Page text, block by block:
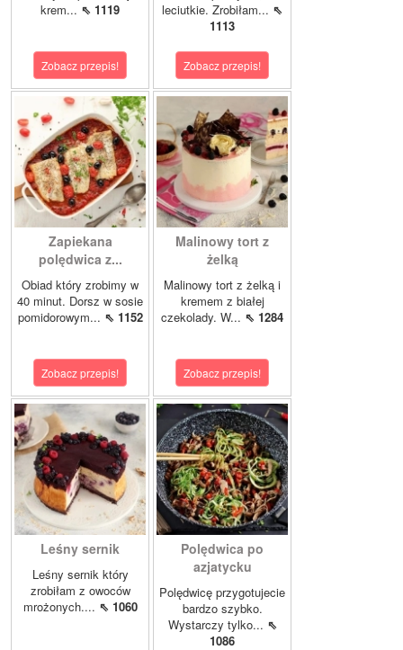
krem... ⇖ 1119
Zobacz przepis!
leciutkie. Zrobiłam... ⇖
1113
Zobacz przepis!
Zapiekana
polędwica z...
Obiad który zrobimy w
40 minut. Dorsz w sosie
pomidorowym... ⇖ 1152
Zobacz przepis!
Malinowy tort z
żelką
Malinowy tort z żelką i
kremem z białej
czekolady. W... ⇖ 1284
Zobacz przepis!
Leśny sernik
Leśny sernik który
zrobiłam z owoców
mrożonych.... ⇖ 1060
Polędwica po
azjatycku
Polędwicę przygotujecie
bardzo szybko.
Wystarczy tylko... ⇖
1086